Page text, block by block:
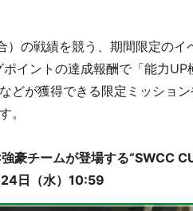
の戦績を競う、期間限定のイ
イントの達成報酬で「能力
どが獲得できる限定ミッショ
。
チームが登場する“SWCC
日（水）10:59